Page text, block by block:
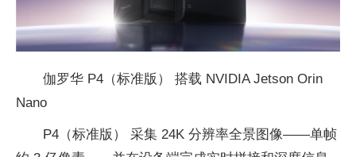
伽罗华 P4（标准版） 搭载 NVIDIA Jetson Orin
Nano
P4（标准版） 采集 24K 分辨率全景图像——单帧